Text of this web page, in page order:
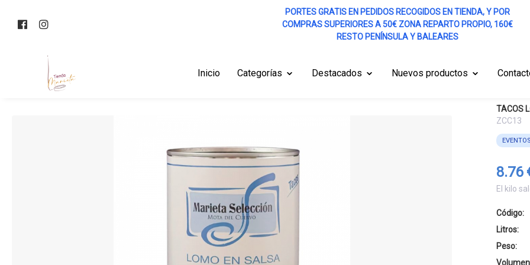
PORTES GRATIS EN PEDIDOS RECOGIDOS EN TIENDA, Y POR
COMPRAS SUPERIORES A 50€ ZONA REPARTO PROPIO, 160€
RESTO PENÍNSULA Y BALEARES
Inicio Categorías Destacados Nuevos productos
TACOS
ZCC13
8.76
El kilo
Código:
Litros:
Peso: